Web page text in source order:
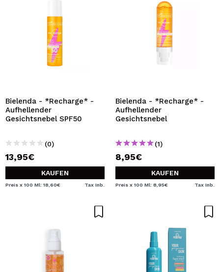
Bielenda - *Recharge* -
Aufhellender
Gesichtsnebel SPF50
(0)
13,95€
KAUFEN
Preis x 100 Ml: 18,60€ Tax Inb.
Bielenda - *Recharge* -
Aufhellender
Gesichtsnebel
(1)
8,95€
KAUFEN
Preis x 100 Ml: 8,95€ Tax Inb.